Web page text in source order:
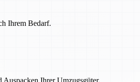
Ihrem Bedarf.